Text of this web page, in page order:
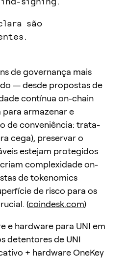
são
de governança mais
— desde propostas de
contínua on-chain
para armazenar e
de conveniência: trata-
cega), preservar o
estejam protegidos
complexidade on-
de tokenomics
de risco para os
(coindesk.com)
e hardware para UNI em
detentores de UNI
+ hardware OneKey